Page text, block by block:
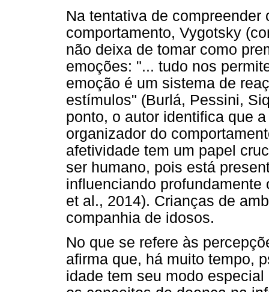
Na tentativa de
comportamento, Vygotsky
não deixa de tomar como
emoções: "... tudo nos
emoção é um sistema de
estímulos" (Burlá, Pessini,
ponto, o autor identifica que
organizador do
afetividade tem um papel
ser humano, pois está
influenciando
et al., 2014). Crianças de
companhia de idosos.
No que se refere às
afirma que, há muito tempo,
idade tem seu modo